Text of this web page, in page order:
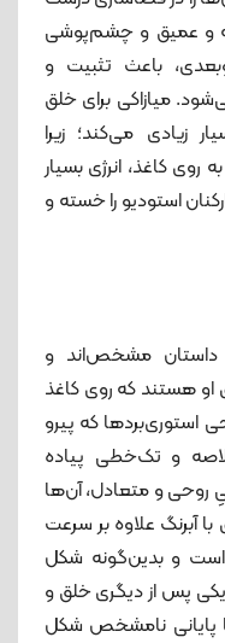
و عمیق و چشم‌پوشی
باعث تثبیت و
میازاکی برای خلق
زیادی می‌کند؛ زیرا
کاغذ، انرژی بسیار
استودیو را خسته و
داستان مشخص‌اند و
او هستند که روی کاغذ
استوری‌بردها که پیرو
و تک‌خطی پیاده
روحی و متعادل، آن‌ها
آبرنگ علاوه بر سرعت
است و بدین‌گونه شکل
پس از دیگری خلق و
پایانی نامشخص شکل